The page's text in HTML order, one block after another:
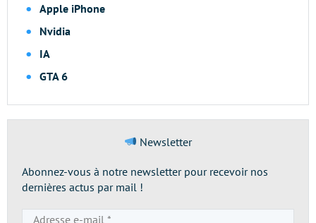
Apple iPhone
Nvidia
IA
GTA 6
Newsletter
Abonnez-vous à notre newsletter pour recevoir nos
dernières actus par mail !